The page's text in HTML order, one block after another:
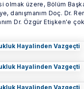
olmak üzere, Bölüm
danışmanım Doç. Dr.
Dr. Özgür Etişken'e